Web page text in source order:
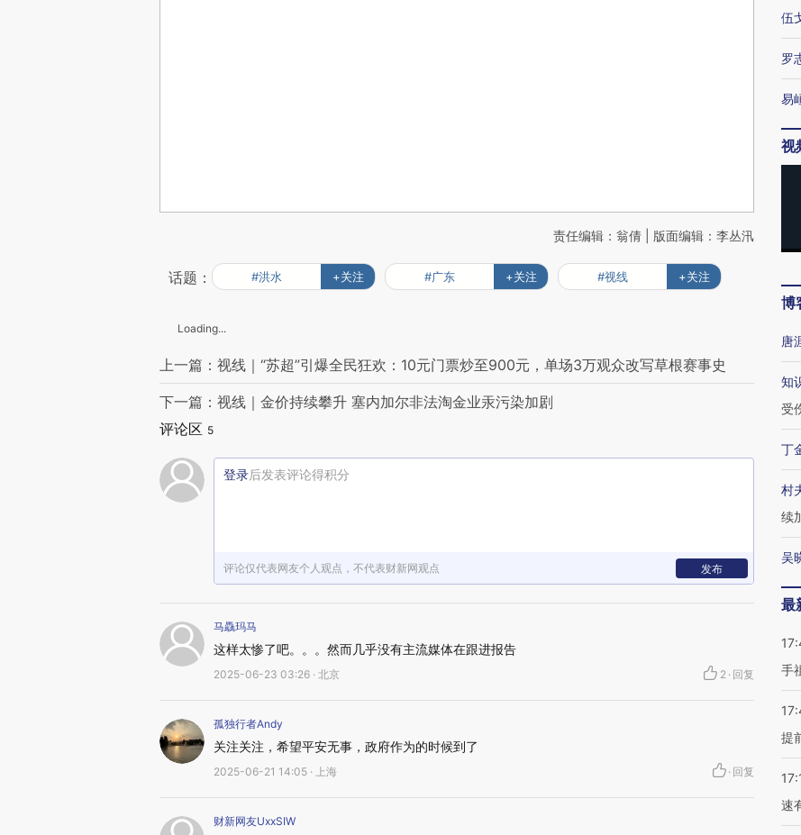
责任编辑：翁倩 | 版面编辑：李丛汛
话题： #洪水 +关注 #广东 +关注 #视线 +关注
Loading...
上一篇：视线｜“苏超”引爆全民狂欢：10元门票炒至900元，单场3万观众改写草根赛事史
下一篇：视线｜金价持续攀升 塞内加尔非法淘金业汞污染加剧
评论区 5
登录后发表评论得积分
评论仅代表网友个人观点，不代表财新网观点 发布
马驫玛马
这样太惨了吧。。。然而几乎没有主流媒体在跟进报告
2025-06-23 03:26 · 北京 2 · 回复
孤独行者Andy
关注关注，希望平安无事，政府作为的时候到了
2025-06-21 14:05 · 上海 · 回复
财新网友UxxSIW
伍
罗
易
视
博
唐
知
受
丁
村
续
吴
最
手
提
速